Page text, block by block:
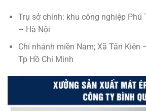
Trụ sở chính: khu công nghiệp Phú
– Hà Nội
Chi nhánh miền Nam; Xã Tân Kiên
Tp Hồ Chí Minh